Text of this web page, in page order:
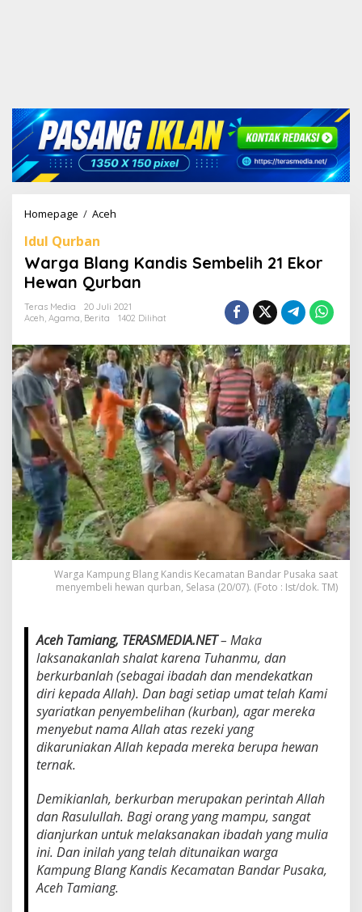
Homepage / Aceh
g
a
B
l
a
g
K
a
n
d
i
s
S
e
m
b
e
l
i
h
2
1
E
r
H
e
w
a
n
Q
u
r
n
Idul Qurban
Warga Blang Kandis Sembelih 21 Ekor
Hewan Qurban
Teras Media
20 Juli 2021
Aceh, Agama, Berita 1402 Dilihat
Warga Kampung Blang Kandis Kecamatan Bandar Pusaka saat
menyembeli hewan qurban, Selasa (20/07). (Foto : Ist/dok. TM)
Aceh Tamiang, TERASMEDIA.NET– Maka
laksanakanlah shalat karena Tuhanmu, dan
berkurbanlah (sebagai ibadah dan mendekatkan
diri kepada Allah). Dan bagi setiap umat telah Kami
syariatkan penyembelihan (kurban), agar mereka
menyebut nama Allah atas rezeki yang
dikaruniakan Allah kepada mereka berupa hewan
ternak.
Demikianlah, berkurban merupakan perintah Allah
dan Rasulullah. Bagi orang yang mampu, sangat
dianjurkan untuk melaksanakan ibadah yang mulia
ini. Dan inilah yang telah ditunaikan warga
Kampung Blang Kandis Kecamatan Bandar Pusaka,
Aceh Tamiang.